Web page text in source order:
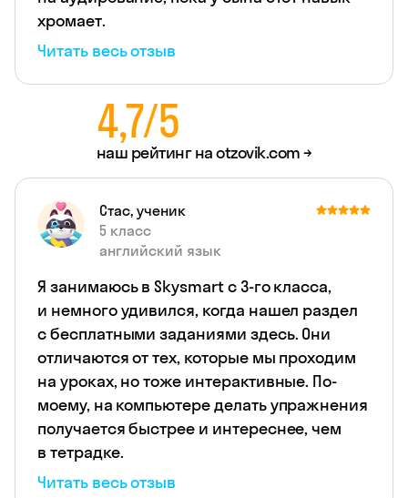
хромает.
Читать весь отзыв
4,7/5
наш рейтинг наotzovik.com →
Стас, ученик
5 класс
английский язык
Я занимаюсь в Skysmart с 3‑го класса,
и немного удивился, когда нашел раздел
с бесплатными заданиями здесь. Они
отличаются от тех, которые мы проходим
на уроках, но тоже интерактивные. По-
моему, на компьютере делать упражнения
получается быстрее и интереснее, чем
в тетрадке.
Читать весь отзыв